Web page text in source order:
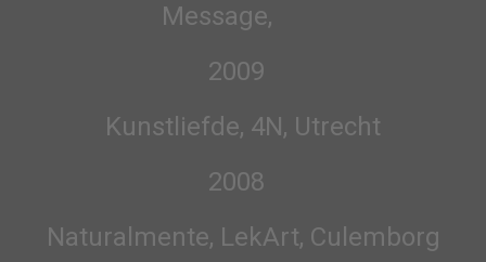
Message,
2009
Kunstliefde, 4N, Utrecht
2008
Naturalmente, LekArt, Culemborg